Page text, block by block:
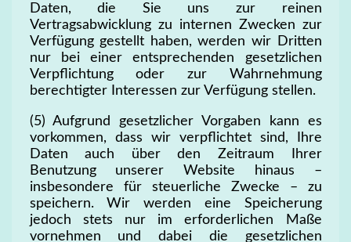
Daten, die Sie uns zur reinen
Vertragsabwicklung zu internen Zwecken zur
Verfügung gestellt haben, werden wir Dritten
nur bei einer entsprechenden gesetzlichen
Verpflichtung oder zur Wahrnehmung
berechtigter Interessen zur Verfügung stellen.
(5) Aufgrund gesetzlicher Vorgaben kann es
vorkommen, dass wir verpflichtet sind, Ihre
Daten auch über den Zeitraum Ihrer
Benutzung unserer Website hinaus –
insbesondere für steuerliche Zwecke – zu
speichern. Wir werden eine Speicherung
jedoch stets nur im erforderlichen Maße
vornehmen und dabei die gesetzlichen